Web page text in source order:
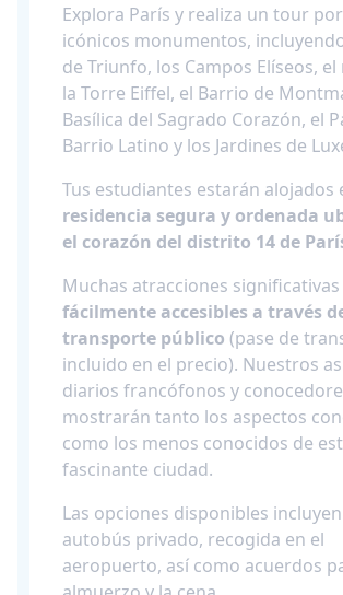
Explora París y realiza un tour
icónicos monumentos,
de Triunfo, los Campos Elíseos, el
la Torre Eiffel, el Barrio de
Basílica del Sagrado Corazón, el
Barrio Latino y los Jardines de
Tus estudiantes estarán alojados
residencia segura y ordenada
el corazón del distrito 14 de
Muchas atracciones
fácilmente accesibles a través
transporte público (pase de
incluido en el precio). Nuestros
diarios francófonos y
mostrarán tanto los aspectos
como los menos conocidos de
fascinante ciudad.
Las opciones disponibles
autobús privado, recogida en el
aeropuerto, así como acuerdos